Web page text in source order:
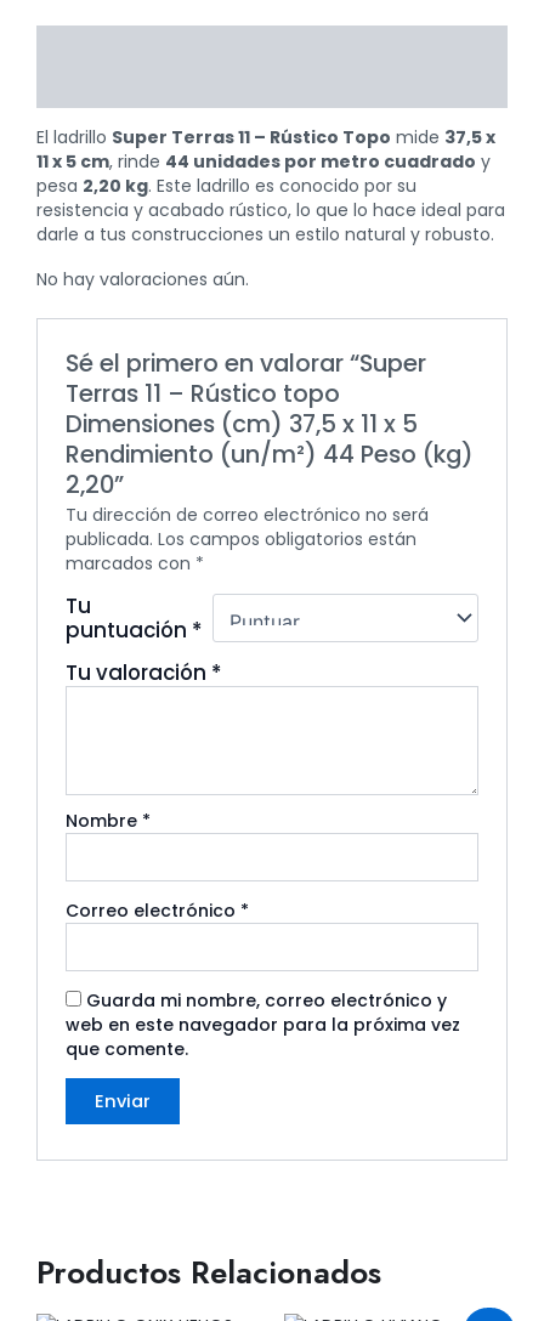
El ladrillo Super Terras 11 – Rústico Topo mide 37,5 x
11 x 5 cm, rinde 44 unidades por metro cuadrado y
pesa 2,20 kg. Este ladrillo es conocido por su
resistencia y acabado rústico, lo que lo hace ideal para
darle a tus construcciones un estilo natural y robusto.
No hay valoraciones aún.
Sé el primero en valorar “Super
Terras 11 – Rústico topo
Dimensiones (cm) 37,5 x 11 x 5
Rendimiento (un/m²) 44 Peso (kg)
2,20”
Tu dirección de correo electrónico no será
publicada. Los campos obligatorios están
marcados con *
Tu
puntuación *
Tu valoración *
Nombre *
Correo electrónico *
Guarda mi nombre, correo electrónico y
web en este navegador para la próxima vez
que comente.
Productos Relacionados